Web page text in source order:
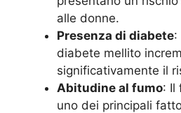
alle donne.
Presenza di diabete:
diabete mellito
significativamente il
Abitudine al fumo: Il
uno dei principali